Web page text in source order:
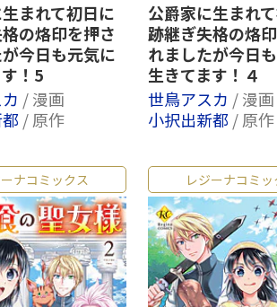
まれて初日に
の烙印を押さ
今日も元気に
！5
/ 漫画
/ 原作
公爵家に生まれ
跡継ぎ失格の烙
れましたが今日
生きてます！４
世鳥アスカ / 漫画
小択出新都 / 原作
ナコミックス レジーナコミッ